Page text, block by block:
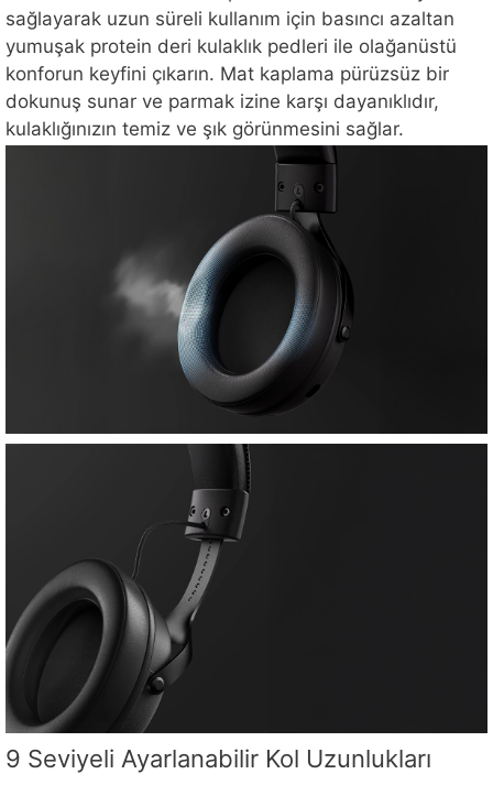
sağlayarak uzun süreli kullanım için basıncı azaltan
yumuşak protein deri kulaklık pedleri ile olağanüstü
konforun keyfini çıkarın. Mat kaplama pürüzsüz bir
dokunuş sunar ve parmak izine karşı dayanıklıdır,
kulaklığınızın temiz ve şık görünmesini sağlar.
9 Seviyeli Ayarlanabilir Kol Uzunlukları